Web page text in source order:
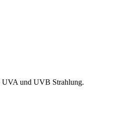
UVA und UVB Strahlung.